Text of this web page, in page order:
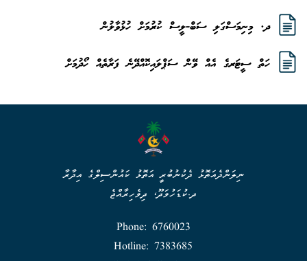
ދ. މިނިމަސްގަލި ސަބް-ލީސް ކުރުމަށް ހުޅުވާލުން
ހަތް ސީޓަރގެ އެއް ވޭން ސަޕްލައިކޮއްދޭނެ ފަރާތެއް ހޯދުމަށް
ނިލަންދެއަތޮޅު ދެކުނުބުރީ އަތޮޅު ކައުންސިލްގެ އިދާރާ
ދ.ކުޑަހުވަދޫ، ދިވެހިރާއްޖެ
Phone: 6760023
Hotline: 7383685